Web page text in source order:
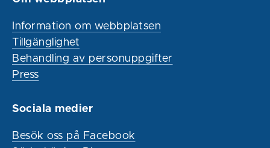
Information om webbplatsen
Tillgänglighet
Behandling av personuppgifter
Press
Sociala medier
Besök oss på Facebook